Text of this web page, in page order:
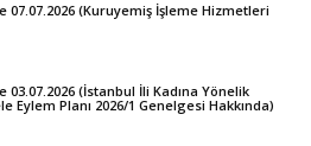
07.07.2026 (Kuruyemiş İşleme Hizmetleri
03.07.2026 (İstanbul İli Kadına Yönelik
Eylem Planı 2026/1 Genelgesi Hakkında)